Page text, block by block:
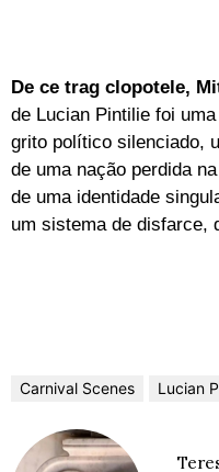
De ce trag clopotele,
de Lucian Pintilie foi
grito político silenciado,
de uma nação perdida
de uma identidade
um sistema de disfarce,
Carnival Scenes Lucian